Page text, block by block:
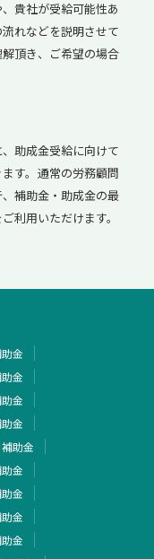
貴社が受給可能性あ
れなどを説明させて
頂き、ご希望の場合
助成金受給に向けて
す。通常の労務顧問
補助金・助成金の最
利用いただけます。
金
金
金
金
助金
金
金
金
金